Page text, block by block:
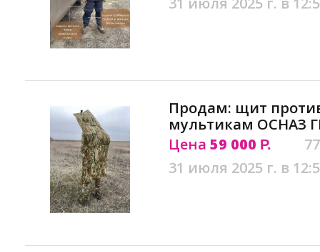
Продам: щит
мультикам ОСНАЗ
Цена 59 000 Р.
31 июля 2025 г. в